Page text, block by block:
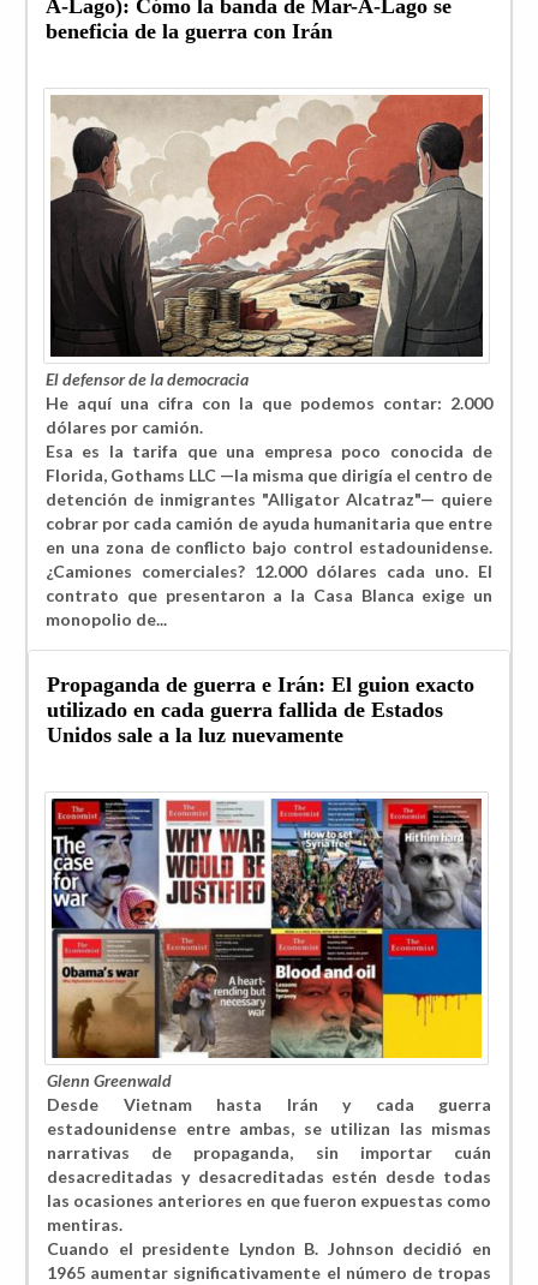
A-Lago): Cómo la banda de Mar-A-Lago se
beneficia de la guerra con Irán
El defensor de la democracia
He aquí una cifra con la que podemos contar: 2.000
dólares por camión.
Esa es la tarifa que una empresa poco conocida de
Florida, Gothams LLC —la misma que dirigía el centro de
detención de inmigrantes "Alligator Alcatraz"— quiere
cobrar por cada camión de ayuda humanitaria que entre
en una zona de conflicto bajo control estadounidense.
¿Camiones comerciales? 12.000 dólares cada uno. El
contrato que presentaron a la Casa Blanca exige un
monopolio de...
Propaganda de guerra e Irán: El guion exacto
utilizado en cada guerra fallida de Estados
Unidos sale a la luz nuevamente
Glenn Greenwald
Desde Vietnam hasta Irán y cada guerra
estadounidense entre ambas, se utilizan las mismas
narrativas de propaganda, sin importar cuán
desacreditadas y desacreditadas estén desde todas
las ocasiones anteriores en que fueron expuestas como
mentiras.
Cuando el presidente Lyndon B. Johnson decidió en
1965 aumentar significativamente el número de tropas